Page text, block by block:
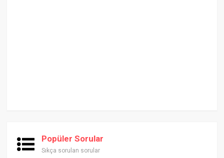
Popüler Sorular
Sıkça sorulan sorular